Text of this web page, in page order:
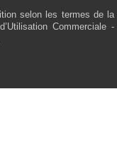
selon les termes de la
Commerciale -